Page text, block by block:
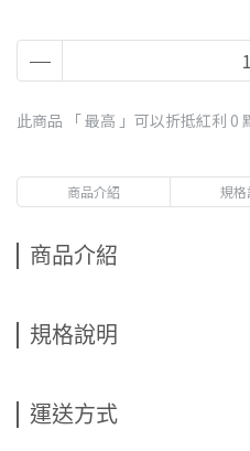
此商品 「 最高 」可以折抵紅利 0
商品介紹 規格
商品介紹
規格說明
運送方式